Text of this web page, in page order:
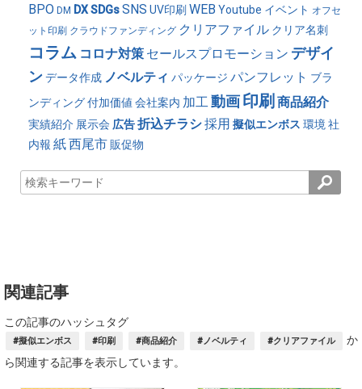
BPO DM DXSDGsSNS UV印刷WEB Youtube イベント オフセ
ット印刷 クラウドファンディング クリアファイル クリア名刺
コラム コロナ対策 セールスプロモーション デザイ
ンデータ作成 ノベルティ パッケージ パンフレット ブラ
ンディング付加価値 会社案内 加工 動画印刷 商品紹介
実績紹介 展示会 広告折込チラシ採用 擬似エンボス 環境 社
内報 紙西尾市販促物
関連記事
この記事のハッシュタグ
#擬似エンボス #印刷 #商品紹介 #ノベルティ #クリアファイル
か
ら関連する記事を表示しています。